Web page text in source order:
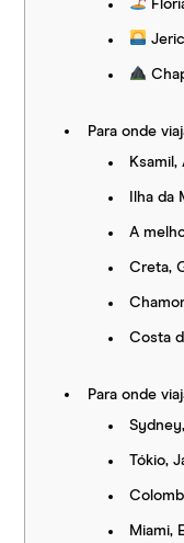
Para onde
Ksamil,
Ilha da
A
Creta,
Costa
Para onde
Tókio,
Miami,